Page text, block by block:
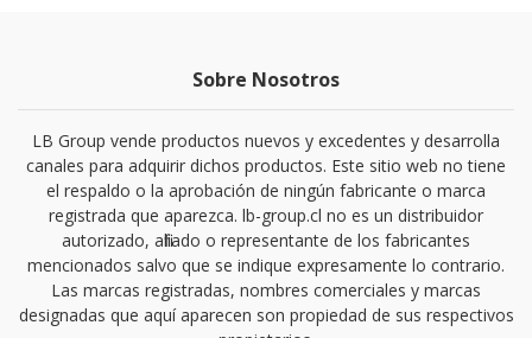
Sobre Nosotros
LB Group vende productos nuevos y excedentes y desarrolla
canales para adquirir dichos productos. Este sitio web no tiene
el respaldo o la aprobación de ningún fabricante o marca
registrada que aparezca. lb-group.cl no es un distribuidor
autorizado, afiliado o representante de los fabricantes
mencionados salvo que se indique expresamente lo contrario.
Las marcas registradas, nombres comerciales y marcas
designadas que aquí aparecen son propiedad de sus respectivos